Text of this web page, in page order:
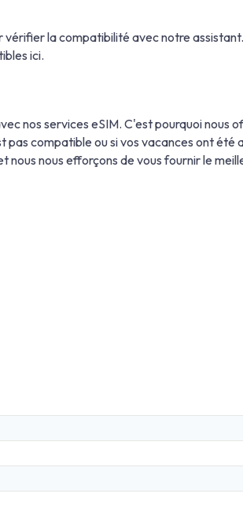
vérifier la compatibilité avec notre
ici.
nos services eSIM. C'est pourquoi
compatible ou si vos vacances ont
nous efforçons de vous fournir le